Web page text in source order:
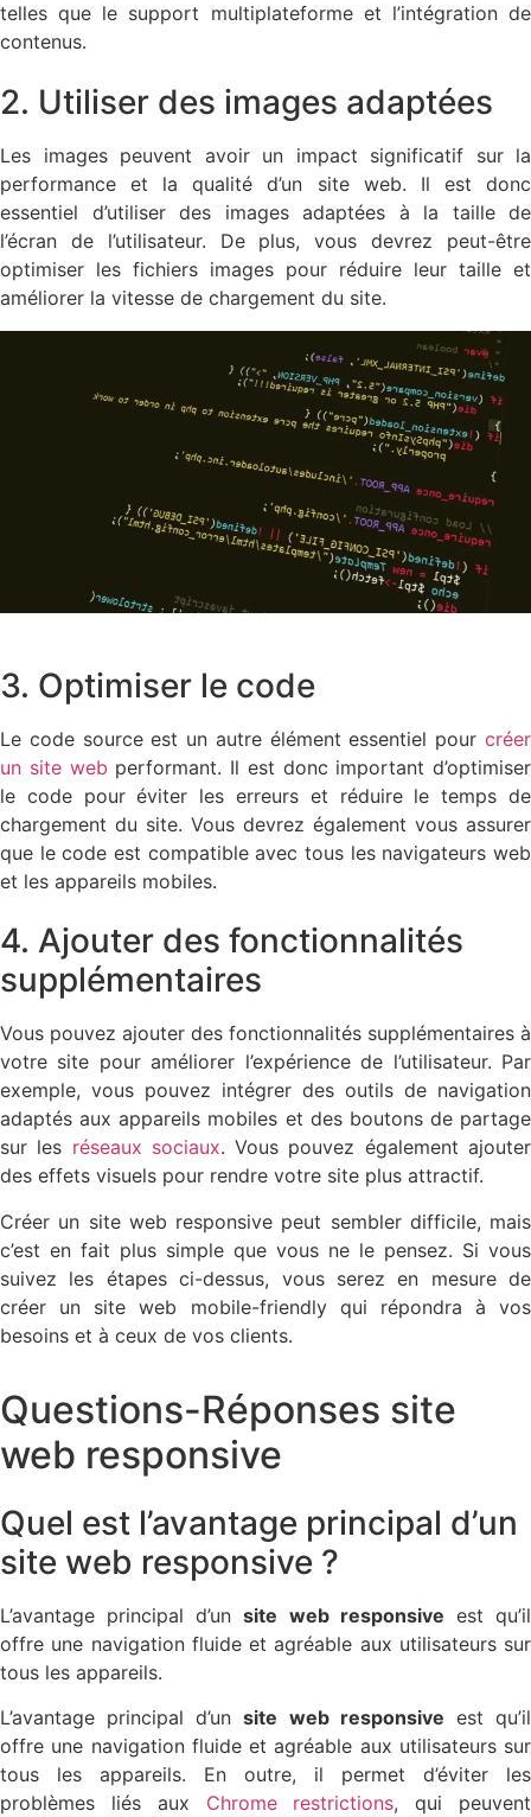
telles que le support multiplateforme et l’intégration de
contenus.
2. Utiliser des images adaptées
Les images peuvent avoir un impact significatif sur la
performance et la qualité d’un site web. Il est donc
essentiel d’utiliser des images adaptées à la taille de
l’écran de l’utilisateur. De plus, vous devrez peut-être
optimiser les fichiers images pour réduire leur taille et
améliorer la vitesse de chargement du site.
3. Optimiser le code
Le code source est un autre élément essentiel pour créer
un site web performant. Il est donc important d’optimiser
le code pour éviter les erreurs et réduire le temps de
chargement du site. Vous devrez également vous assurer
que le code est compatible avec tous les navigateurs web
et les appareils mobiles.
4. Ajouter des fonctionnalités
supplémentaires
Vous pouvez ajouter des fonctionnalités supplémentaires à
votre site pour améliorer l’expérience de l’utilisateur. Par
exemple, vous pouvez intégrer des outils de navigation
adaptés aux appareils mobiles et des boutons de partage
sur les réseaux sociaux. Vous pouvez également ajouter
des effets visuels pour rendre votre site plus attractif.
Créer un site web responsive peut sembler difficile, mais
c’est en fait plus simple que vous ne le pensez. Si vous
suivez les étapes ci-dessus, vous serez en mesure de
créer un site web mobile-friendly qui répondra à vos
besoins et à ceux de vos clients.
Questions-Réponses site
web responsive
Quel est l’avantage principal d’un
site web responsive ?
L’avantage principal d’unsite web responsive est qu’il
offre une navigation fluide et agréable aux utilisateurs sur
tous les appareils.
L’avantage principal d’unsite web responsive est qu’il
offre une navigation fluide et agréable aux utilisateurs sur
tous les appareils. En outre, il permet d’éviter les
problèmes liés aux Chrome restrictions, qui peuvent